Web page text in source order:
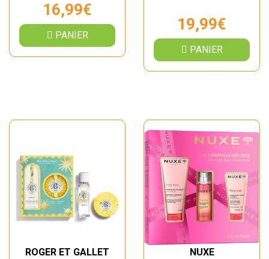
16,99€
PANIER
19,99€
PANIER
ROGER ET GALLET NUXE